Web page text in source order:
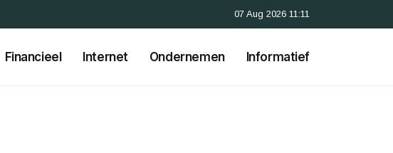
07 Aug 2026 11:11
Financieel Internet Ondernemen Informatief